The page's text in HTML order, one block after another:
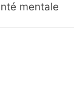
mentale